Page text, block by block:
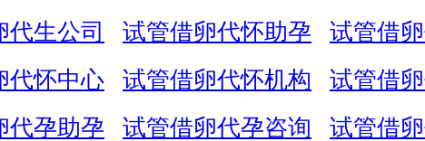
代生公司
试管借卵代怀助孕
试管借
代怀中心
试管借卵代怀机构
试管借
代孕助孕
试管借卵代孕咨询
试管借